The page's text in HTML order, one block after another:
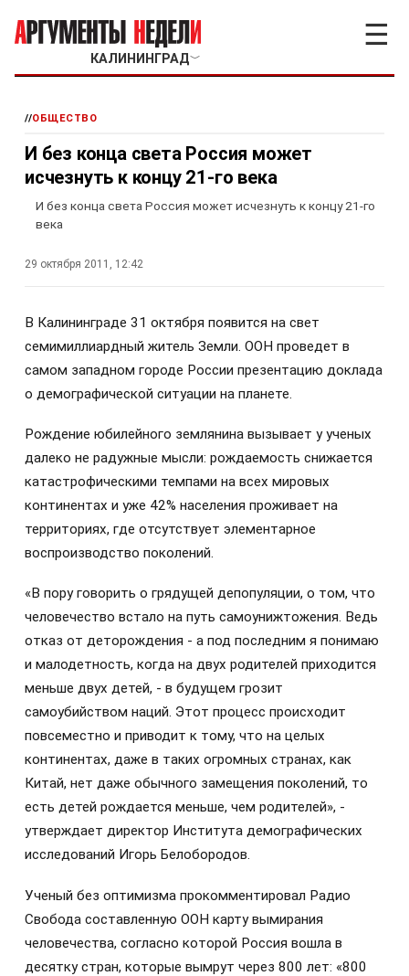
КАЛИНИНГРАД﹀
☰
//ОБЩЕСТВО
И без конца света Россия может
исчезнуть к концу 21-го века
И без конца света Россия может исчезнуть к концу 21-го
века
29 октября 2011, 12:42
В Калининграде 31 октября появится на свет
семимиллиардный житель Земли. ООН проведет в
самом западном городе России презентацию доклада
о демографической ситуации на планете.
Рождение юбилейного землянина вызывает у ученых
далеко не радужные мысли: рождаемость снижается
катастрофическими темпами на всех мировых
континентах и уже 42% населения проживает на
территориях, где отсутствует элементарное
воспроизводство поколений.
«В пору говорить о грядущей депопуляции, о том, что
человечество встало на путь самоунижтожения. Ведь
отказ от деторождения - а под последним я понимаю
и малодетность, когда на двух родителей приходится
меньше двух детей, - в будущем грозит
самоубийством наций. Этот процесс происходит
повсеместно и приводит к тому, что на целых
континентах, даже в таких огромных странах, как
Китай, нет даже обычного замещения поколений, то
есть детей рождается меньше, чем родителей», -
утверждает директор Института демографических
исследований Игорь Белобородов.
Ученый без оптимизма прокомментировал Радио
Свобода составленную ООН карту вымирания
человечества, согласно которой Россия вошла в
десятку стран, которые вымрут через 800 лет: «800